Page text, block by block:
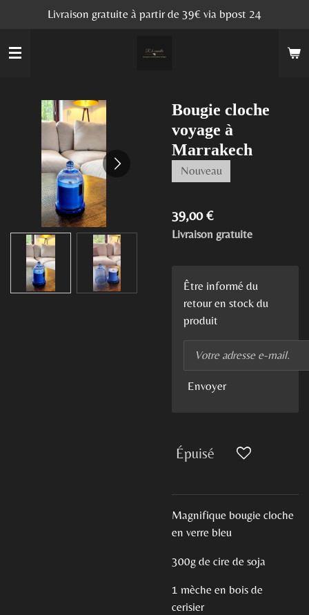
contenu
Livraison gratuite à partir de 39€ via bpost 24
Bougie cloche
voyage à
Marrakech
Nouveau
39,00 €
Livraison gratuite
Être informé du
retour en stock du
produit
Envoyer
Épuisé
Magnifique bougie cloche
en verre bleu
300g de cire de soja
1 mèche en bois de
cerisier